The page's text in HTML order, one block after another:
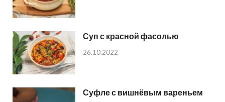
Суп с красной фасолью
26.10.2022
Суфле с вишнёвым вареньем